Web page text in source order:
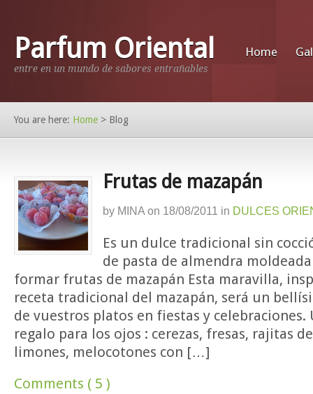
Parfum Oriental
entre en un mundo de sabores entrañables
Home
You are here: Home > Blog
Frutas de mazapán
by MINA on 18/08/2011 in DULCES
Es un dulce tradicional sin
de pasta de almendra
formar frutas de mazapán Esta maravilla,
receta tradicional del mazapán, será un
de vuestros platos en fiestas y celebraciones.
regalo para los ojos : cerezas, fresas, rajitas
limones, melocotones con […]
Comments ( 5 )